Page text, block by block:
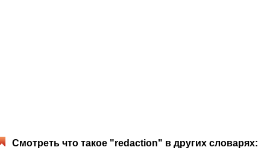
Смотреть что такое "redaction" в других словарях: